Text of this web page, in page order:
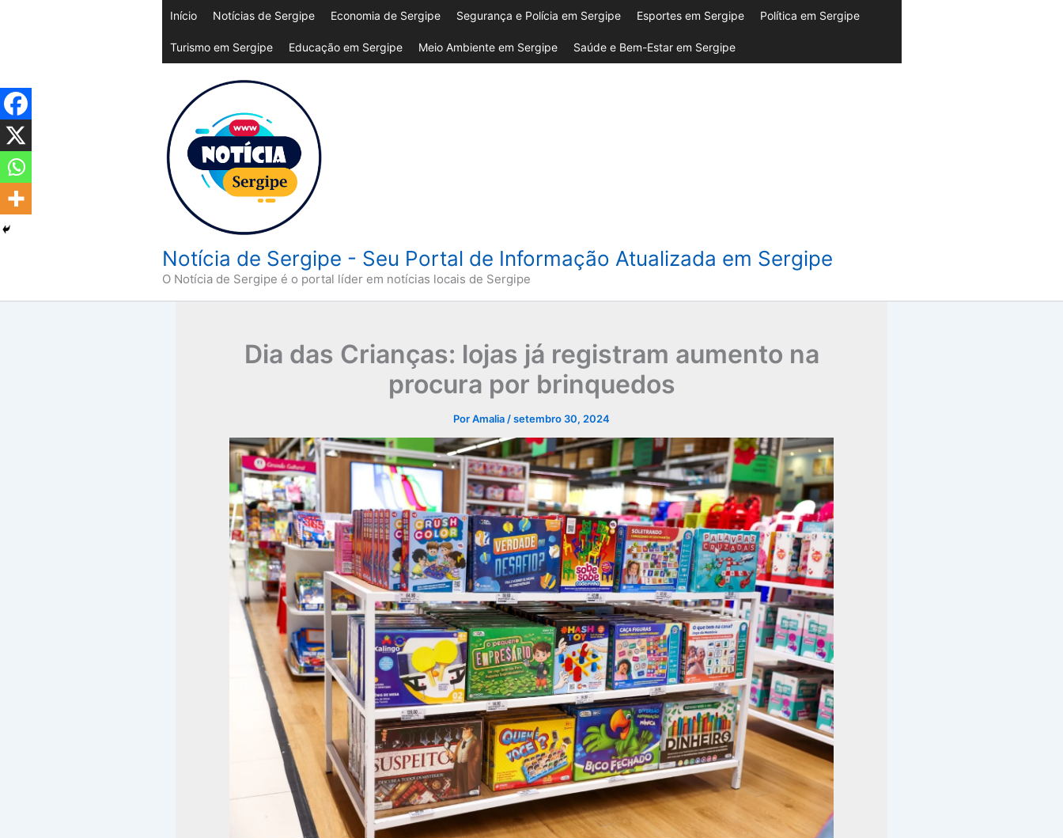
Início Notícias de Sergipe Economia de Sergipe Segurança e Polícia em Sergipe Esportes em Sergipe Política em Sergipe
Turismo em Sergipe Educação em Sergipe Meio Ambiente em Sergipe Saúde e Bem-Estar em Sergipe
Notícia de Sergipe - Seu Portal de Informação Atualizada em Sergipe
O Notícia de Sergipe é o portal líder em notícias locais de Sergipe
Dia das Crianças: lojas já registram aumento na
procura por brinquedos
PorAmalia /setembro 30, 2024